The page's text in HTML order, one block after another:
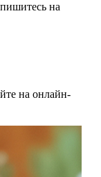
на
на онлайн-